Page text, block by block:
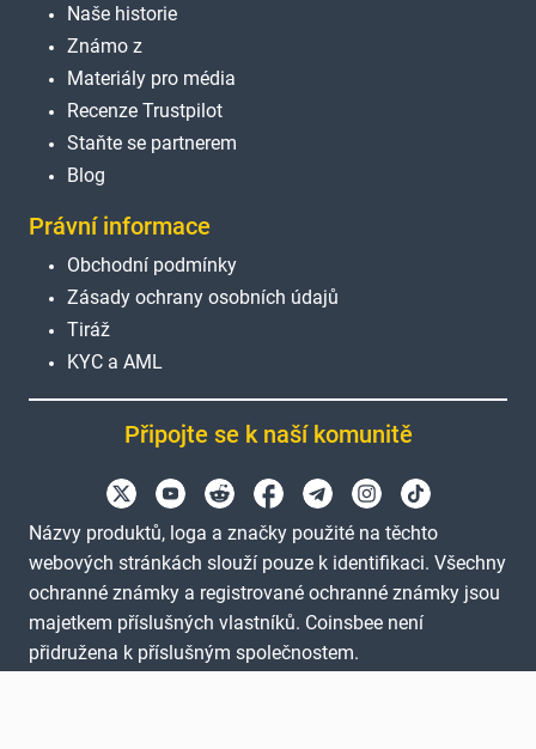
Naše historie
Známo z
Materiály pro média
Recenze Trustpilot
Staňte se partnerem
Blog
Právní informace
Obchodní podmínky
Zásady ochrany osobních údajů
Tiráž
KYC a AML
Připojte se k naší komunitě
Názvy produktů, loga a značky použité na těchto
webových stránkách slouží pouze k identifikaci. Všechny
ochranné známky a registrované ochranné známky jsou
majetkem příslušných vlastníků. Coinsbee není
přidružena k příslušným společnostem.